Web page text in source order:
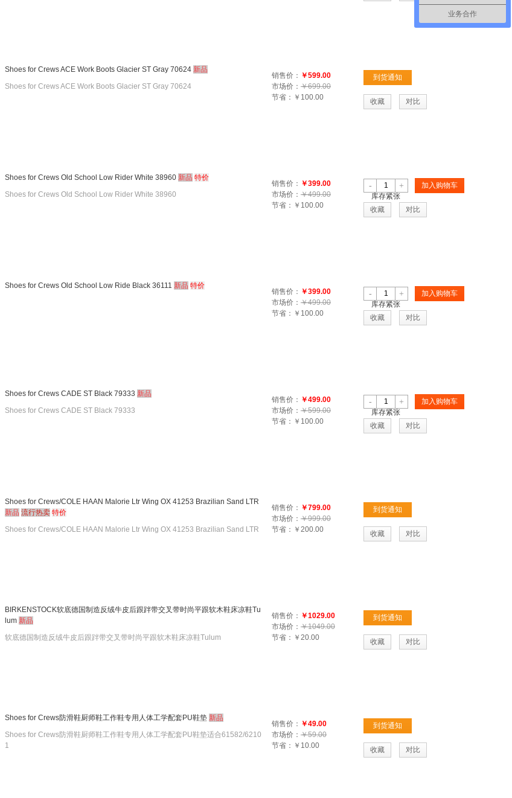
到货通知
收藏 对比
销售价： ￥599.00
市场价： ￥699.00
节省： ￥100.00
Shoes for Crews ACE Work Boots Glacier ST Gray 70624 新品
Shoes for Crews ACE Work Boots Glacier ST Gray 70624
- +
库存紧张
加入购物车
收藏 对比
销售价： ￥399.00
市场价： ￥499.00
节省： ￥100.00
Shoes for Crews Old School Low Rider White 38960 新品 特价
Shoes for Crews Old School Low Rider White 38960
- +
库存紧张
加入购物车
收藏 对比
销售价： ￥399.00
市场价： ￥499.00
节省： ￥100.00
Shoes for Crews Old School Low Ride Black 36111 新品 特价
- +
库存紧张
加入购物车
收藏 对比
销售价： ￥499.00
市场价： ￥599.00
节省： ￥100.00
Shoes for Crews CADE ST Black 79333 新品
Shoes for Crews CADE ST Black 79333
到货通知
收藏 对比
销售价： ￥799.00
市场价： ￥999.00
节省： ￥200.00
Shoes for Crews/COLE HAAN Malorie Ltr Wing OX 41253 Brazilian Sand LTR
新品 流行热卖 特价
Shoes for Crews/COLE HAAN Malorie Ltr Wing OX 41253 Brazilian Sand LTR
到货通知
收藏 对比
销售价： ￥1029.00
市场价： ￥1049.00
节省： ￥20.00
BIRKENSTOCK软底德国制造反绒牛皮后跟跘带交叉带时尚平跟软木鞋床凉鞋Tu
lum 新品
软底德国制造反绒牛皮后跟跘带交叉带时尚平跟软木鞋床凉鞋Tulum
到货通知
收藏 对比
销售价： ￥49.00
市场价： ￥59.00
节省： ￥10.00
Shoes for Crews防滑鞋厨师鞋工作鞋专用人体工学配套PU鞋垫 新品
Shoes for Crews防滑鞋厨师鞋工作鞋专用人体工学配套PU鞋垫适合61582/6210
1
业务合作